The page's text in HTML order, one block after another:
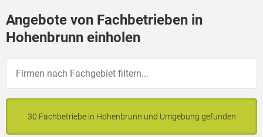
Angebote von Fachbetrieben in
Hohenbrunn einholen
30 Fachbetriebe in Hohenbrunn und Umgebung gefunden